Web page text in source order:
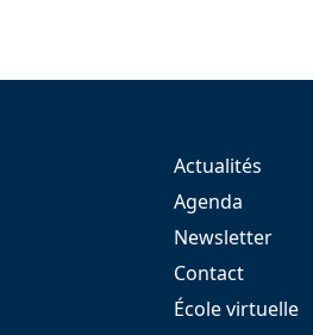
Actualités
Agenda
Newsletter
Contact
École virtuelle